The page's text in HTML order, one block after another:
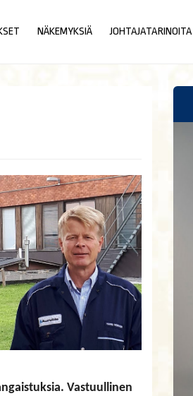
NÄKEMYKSIÄ JOHTAJATARINOITA
Vastuullinen